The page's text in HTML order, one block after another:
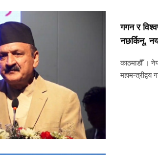
गगन र
नछर्किनू,
काठमाडौँ ।